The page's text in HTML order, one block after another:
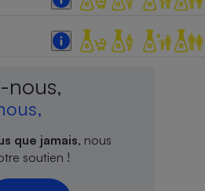
nous,
que jamais, nous
soutien !